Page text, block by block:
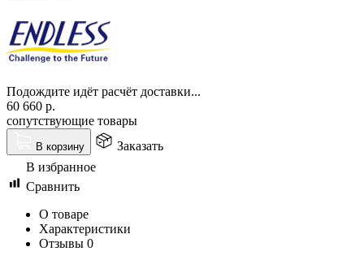
Подождите идёт расчёт доставки...
60 660 р.
сопутствующие товары
В корзину
Заказать
В избранное
Сравнить
О товаре
Характеристики
Отзывы 0